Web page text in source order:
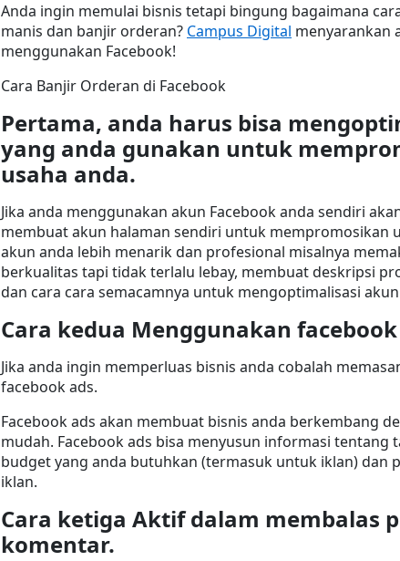
Anda ingin memulai bisnis tetapi bingung bagaimana
manis dan banjir orderan? Campus Digital menyarankan
menggunakan Facebook!
Cara Banjir Orderan di Facebook
Pertama, anda harus bisa
yang anda gunakan untuk
usaha anda.
Jika anda menggunakan akun Facebook anda sendiri
membuat akun halaman sendiri untuk mempromosikan
akun anda lebih menarik dan profesional misalnya
berkualitas tapi tidak terlalu lebay, membuat deskripsi
dan cara cara semacamnya untuk mengoptimalisasi
Cara kedua Menggunakan
Jika anda ingin memperluas bisnis anda cobalah
facebook ads.
Facebook ads akan membuat bisnis anda berkembang
mudah. Facebook ads bisa menyusun informasi tentang
budget yang anda butuhkan (termasuk untuk iklan) dan
iklan.
Cara ketiga Aktif dalam membalas
komentar.